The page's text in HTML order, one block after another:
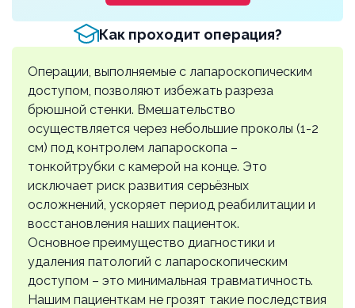
Лапароскопическая миомэктомия III
категории сложности
108000 ₽
Лапароскопическая овариоэктомия
р18.31
Лапароскопическая овариоэктомия
двухсторонняя
р18.32
70000 ₽
Лапароскопия, иссечение очагов
эндометриоза
Как проходит операция?
Операции, выполняемые с лапароскопическим
доступом, позволяют избежать разреза
брюшной стенки. Вмешательство
осуществляется через небольшие проколы (1-2
см) под контролем лапароскопа –
тонкойтрубки с камерой на конце. Это
исключает риск развития серьёзных
осложнений, ускоряет период реабилитации и
восстановления наших пациенток.
Основное преимущество диагностики и
удаления патологий с лапароскопическим
доступом – это минимальная травматичность.
Нашим пациенткам не грозят такие последствия